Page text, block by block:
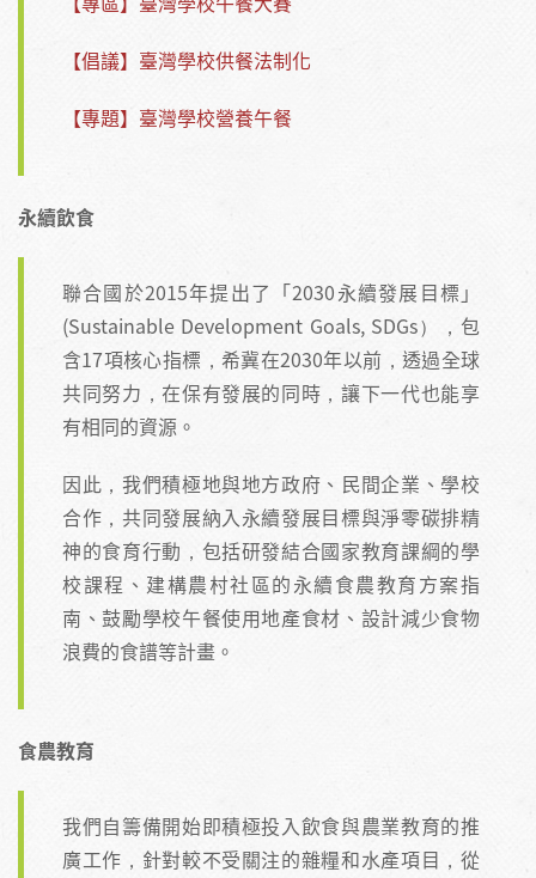
【倡議】臺灣學校供餐法制化
【專題】臺灣學校營養午餐
永續飲食
聯合國於2015年提出了「2030永續發展目標」
(Sustainable Development Goals, SDGs），包
含17項核心指標，希冀在2030年以前，透過全球
共同努力，在保有發展的同時，讓下一代也能享
有相同的資源。
因此，我們積極地與地方政府、民間企業、學校
合作，共同發展納入永續發展目標與淨零碳排精
神的食育行動，包括研發結合國家教育課綱的學
校課程、建構農村社區的永續食農教育方案指
南、鼓勵學校午餐使用地產食材、設計減少食物
浪費的食譜等計畫。
食農教育
我們自籌備開始即積極投入飲食與農業教育的推
廣工作，針對較不受關注的雜糧和水產項目，從